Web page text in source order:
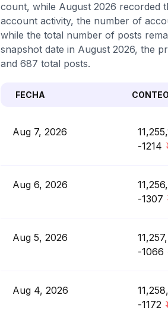
count, while August 2026 recorded
account activity, the number of
while the total number of posts
snapshot date in August 2026, the
and 687 total posts.
FECHA
Aug 7, 2026
-1214
Aug 6, 2026
-1307
Aug 5, 2026
-1066
Aug 4, 2026
-1172